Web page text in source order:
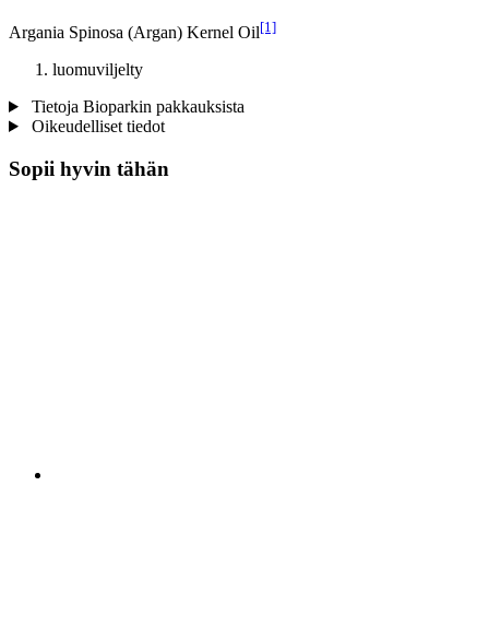
Argania Spinosa (Argan) Kernel Oil[1]
luomuviljelty
Tietoja Bioparkin pakkauksista
Oikeudelliset tiedot
Sopii hyvin tähän